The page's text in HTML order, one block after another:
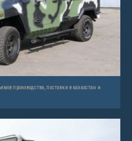
производства, поставки в казахстан и